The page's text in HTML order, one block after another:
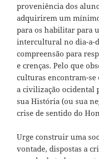
proveniência dos
adquirirem um
para os habilitar para
intercultural no dia-a-
compreensão para
e crenças. Pelo que
culturas encontram-
a civilização ocidental
sua História (ou sua
crise de sentido do
Urge construir uma
vontade, dispostas a